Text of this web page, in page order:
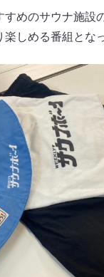
すめのサウナ施設
しめる番組とな